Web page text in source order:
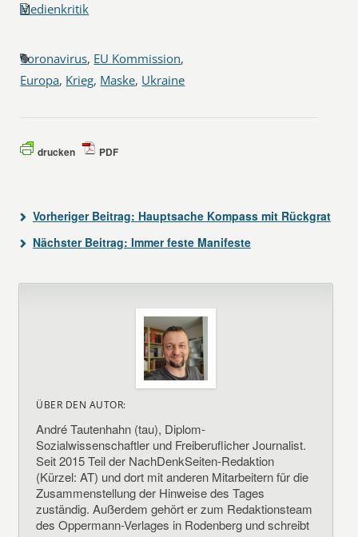
Medienkritik
Coronavirus, EU Kommission,
Europa, Krieg, Maske, Ukraine
drucken PDF
Vorheriger Beitrag: Hauptsache Kompass mit Rückgrat
Nächster Beitrag: Immer feste Manifeste
ÜBER DEN AUTOR:
André Tautenhahn (tau), Diplom-
Sozialwissenschaftler und Freiberuflicher Journalist.
Seit 2015 Teil der NachDenkSeiten-Redaktion
(Kürzel: AT) und dort mit anderen Mitarbeitern für die
Zusammenstellung der Hinweise des Tages
zuständig. Außerdem gehört er zum Redaktionsteam
des Oppermann-Verlages in Rodenberg und schreibt